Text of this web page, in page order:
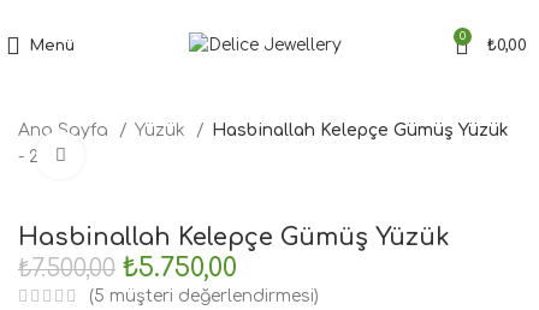
Menü
0
₺0,00
Ana Sayfa Yüzük
Hasbinallah Kelepçe Gümüş Yüzük
- 23%
Hasbinallah Kelepçe Gümüş Yüzük
₺7.500,00 ₺5.750,00
(5 müşteri değerlendirmesi)